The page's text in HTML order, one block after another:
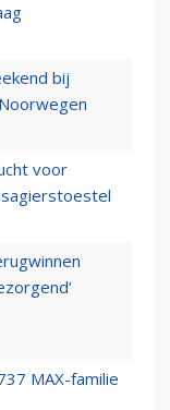
bij
voor
MAX-familie